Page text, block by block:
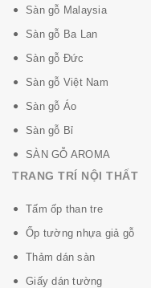
Sàn gỗ Malaysia
Sàn gỗ Ba Lan
Sàn gỗ Đức
Sàn gỗ Việt Nam
Sàn gỗ Áo
Sàn gỗ Bỉ
SÀN GỖ AROMA
TRANG TRÍ NỘI THẤT
Tấm ốp than tre
Ốp tường nhựa giả gỗ
Thảm dán sàn
Giấy dán tường